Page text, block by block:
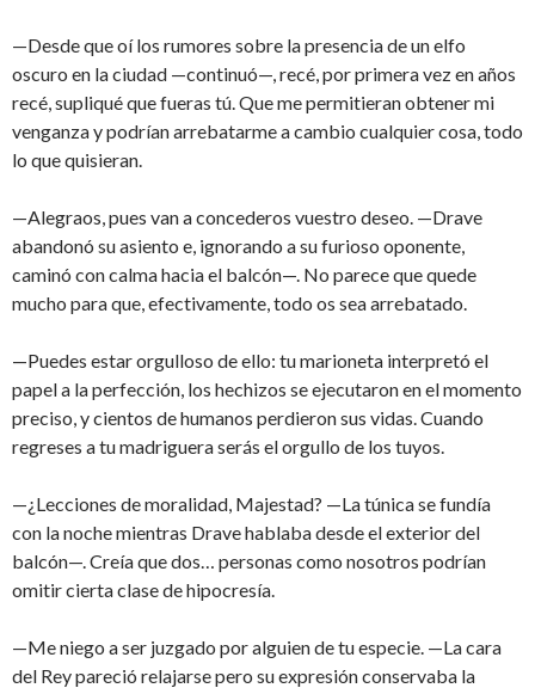
—Desde que oí los rumores sobre la presencia de un elfo
oscuro en la ciudad —continuó—, recé, por primera vez en años
recé, supliqué que fueras tú. Que me permitieran obtener mi
venganza y podrían arrebatarme a cambio cualquier cosa, todo
lo que quisieran.
—Alegraos, pues van a concederos vuestro deseo. —Drave
abandonó su asiento e, ignorando a su furioso oponente,
caminó con calma hacia el balcón—. No parece que quede
mucho para que, efectivamente, todo os sea arrebatado.
—Puedes estar orgulloso de ello: tu marioneta interpretó el
papel a la perfección, los hechizos se ejecutaron en el momento
preciso, y cientos de humanos perdieron sus vidas. Cuando
regreses a tu madriguera serás el orgullo de los tuyos.
—¿Lecciones de moralidad, Majestad? —La túnica se fundía
con la noche mientras Drave hablaba desde el exterior del
balcón—. Creía que dos… personas como nosotros podrían
omitir cierta clase de hipocresía.
—Me niego a ser juzgado por alguien de tu especie. —La cara
del Rey pareció relajarse pero su expresión conservaba la